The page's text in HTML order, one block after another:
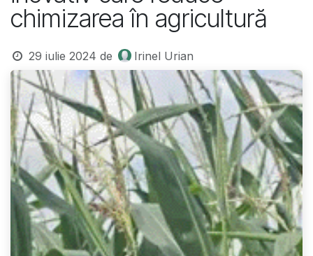
chimizarea în agricultură
29 iulie 2024 de Irinel Urian